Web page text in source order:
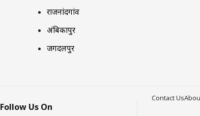
राजनांदगांव
अंबिकापुर
जगदलपुर
Follow Us On
Contact Us